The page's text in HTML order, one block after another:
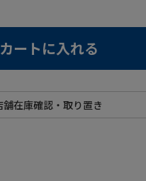
カートに入れる